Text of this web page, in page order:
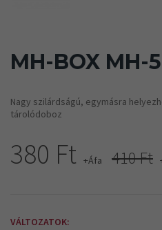
MH-BOX MH-
Nagy szilárdságú, egymásra
tárolódoboz
380 Ft +Áfa 410 Ft
VÁLTOZATOK: